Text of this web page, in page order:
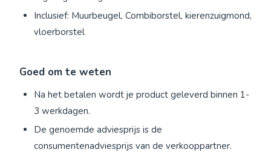
Inclusief: Muurbeugel, Combiborstel, kierenzuigmond,
vloerborstel
Goed om te weten
Na het betalen wordt je product geleverd binnen 1-
3 werkdagen.
De genoemde adviesprijs is de
consumentenadviesprijs van de verkooppartner.